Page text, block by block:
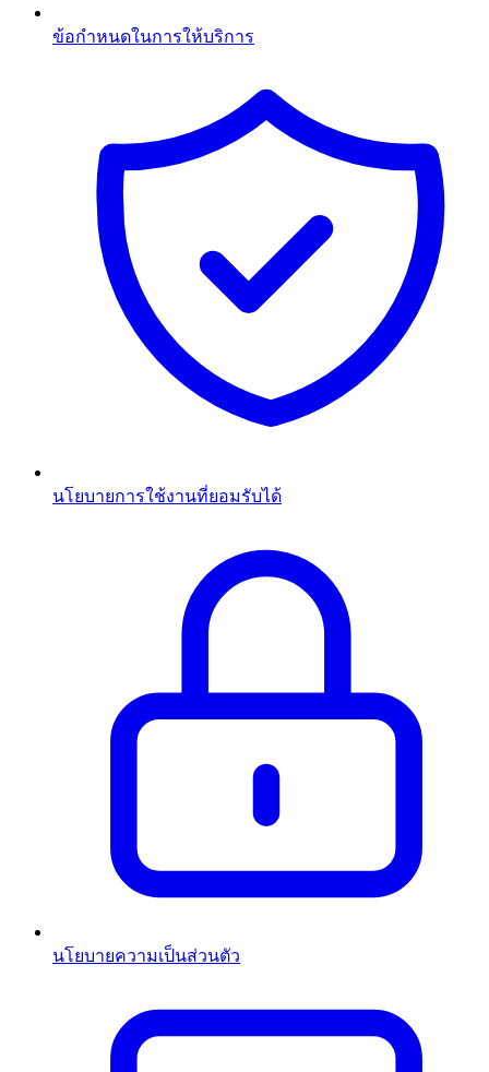
ข้อกำหนดในการให้บริการ
นโยบายการใช้งานที่ยอมรับได้
นโยบายความเป็นส่วนตัว